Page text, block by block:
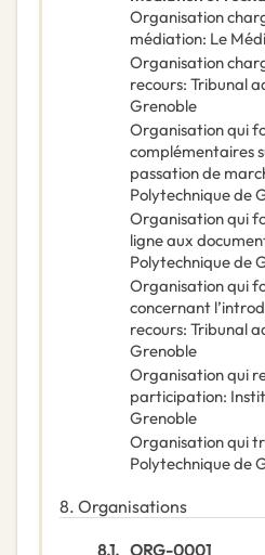
Organisation
médiation: Le
Organisation
recours: Tribunal
Grenoble
Organisation qui
complémentaires
passation de
Polytechnique de
Organisation qui
ligne aux
Polytechnique de
Organisation qui
concernant
recours: Tribunal
Grenoble
Organisation qui
participation:
Grenoble
Organisation qui
Polytechnique de
8. Organisations
8.1. ORG-0001